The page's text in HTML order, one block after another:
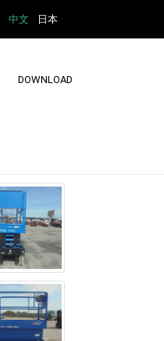
中文 日本
DOWNLOAD